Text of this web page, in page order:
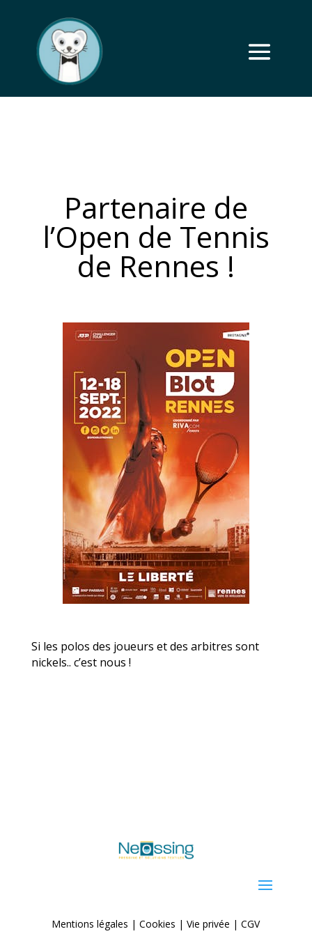
Partenaire de
l’Open de Tennis
de Rennes !
Si les polos des joueurs et des arbitres sont
nickels.. c’est nous !
Mentions légales | Cookies | Vie privée |CGV